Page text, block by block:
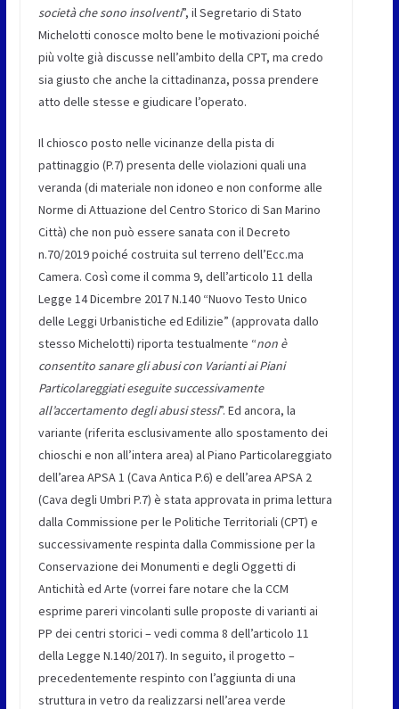
società che sono insolventi”, il Segretario di Stato
Michelotti conosce molto bene le motivazioni poiché
più volte già discusse nell’ambito della CPT, ma credo
sia giusto che anche la cittadinanza, possa prendere
atto delle stesse e giudicare l’operato.
Il chiosco posto nelle vicinanze della pista di
pattinaggio (P.7) presenta delle violazioni quali una
veranda (di materiale non idoneo e non conforme alle
Norme di Attuazione del Centro Storico di San Marino
Città) che non può essere sanata con il Decreto
n.70/2019 poiché costruita sul terreno dell’Ecc.ma
Camera. Così come il comma 9, dell’articolo 11 della
Legge 14 Dicembre 2017 N.140 “Nuovo Testo Unico
delle Leggi Urbanistiche ed Edilizie” (approvata dallo
stesso Michelotti) riporta testualmente “non è
consentito sanare gli abusi con Varianti ai Piani
Particolareggiati eseguite successivamente
all’accertamento degli abusi stessi”. Ed ancora, la
variante (riferita esclusivamente allo spostamento dei
chioschi e non all’intera area) al Piano Particolareggiato
dell’area APSA 1 (Cava Antica P.6) e dell’area APSA 2
(Cava degli Umbri P.7) è stata approvata in prima lettura
dalla Commissione per le Politiche Territoriali (CPT) e
successivamente respinta dalla Commissione per la
Conservazione dei Monumenti e degli Oggetti di
Antichità ed Arte (vorrei fare notare che la CCM
esprime pareri vincolanti sulle proposte di varianti ai
PP dei centri storici – vedi comma 8 dell’articolo 11
della Legge N.140/2017). In seguito, il progetto –
precedentemente respinto con l’aggiunta di una
struttura in vetro da realizzarsi nell’area verde